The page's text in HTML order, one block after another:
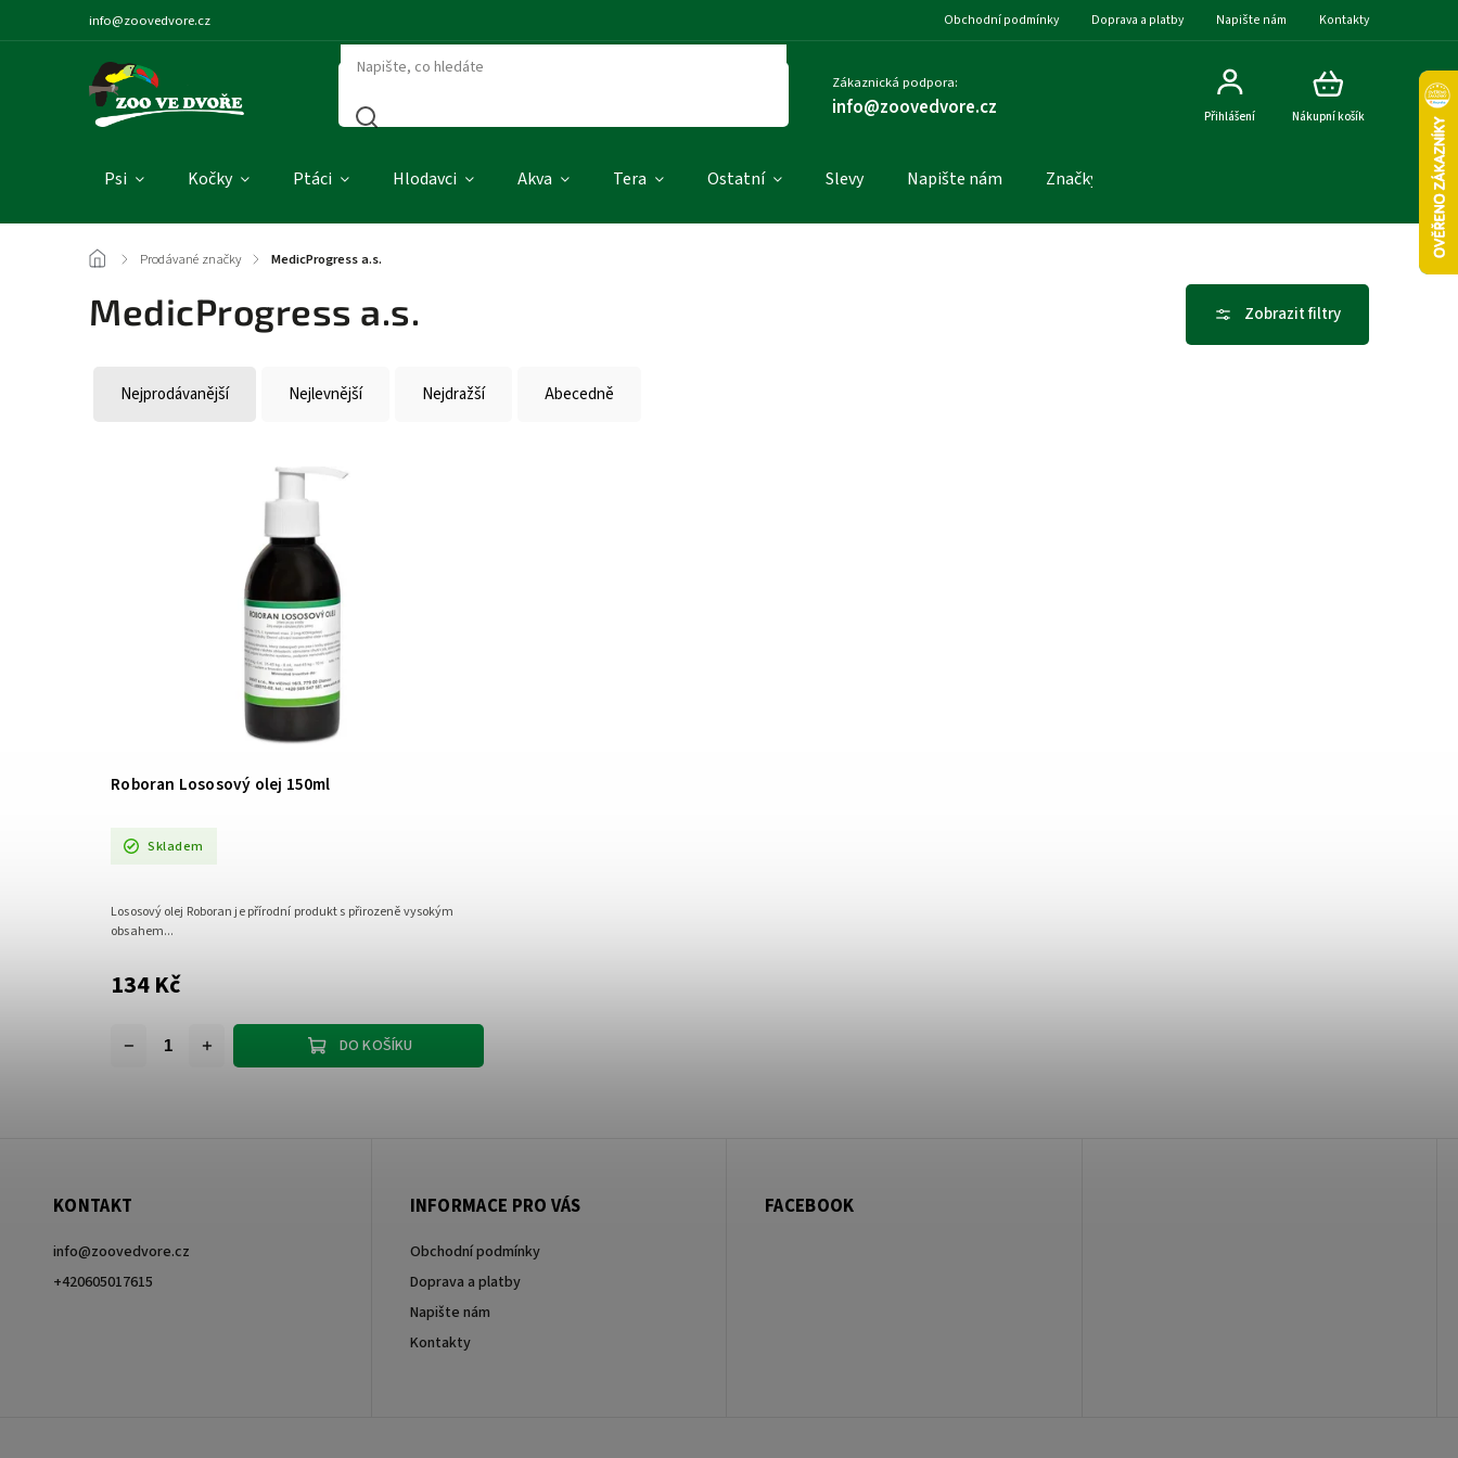
info@zoovedvore.cz Obchodní podmínky Doprava a platby Napište nám Kontakty
Zákaznická podpora:
info@zoovedvore.cz Nákupní košík
Přihlášení
Psi Kočky Ptáci Hlodavci Akva Tera Ostatní Slevy Napište nám Značky
/ Prodávané značky / MedicProgress a.s.
MedicProgress a.s.
Nejprodávanější Nejlevnější Nejdražší Abecedně
Roboran Lososový olej 150ml
Skladem
134 Kč
DO KOŠÍKU
Lososový olej Roboran je přírodní produkt s přirozeně vysokým
obsahem...
KONTAKT
info@zoovedvore.cz
+420605017615
INFORMACE PRO VÁS
Obchodní podmínky
Doprava a platby
Napište nám
Kontakty
FACEBOOK